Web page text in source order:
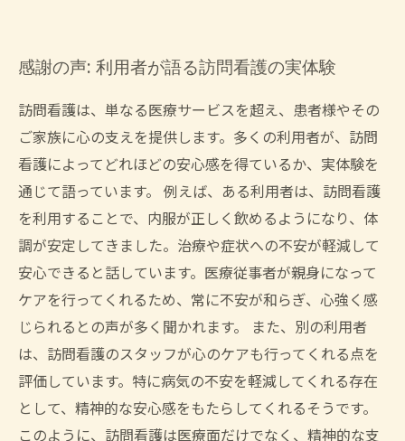
感謝の声: 利用者が語る訪問看護の実体験
訪問看護は、単なる医療サービスを超え、患者様やその
ご家族に心の支えを提供します。多くの利用者が、訪問
看護によってどれほどの安心感を得ているか、実体験を
通じて語っています。 例えば、ある利用者は、訪問看護
を利用することで、内服が正しく飲めるようになり、体
調が安定してきました。治療や症状への不安が軽減して
安心できると話しています。医療従事者が親身になって
ケアを行ってくれるため、常に不安が和らぎ、心強く感
じられるとの声が多く聞かれます。 また、別の利用者
は、訪問看護のスタッフが心のケアも行ってくれる点を
評価しています。特に病気の不安を軽減してくれる存在
として、精神的な安心感をもたらしてくれるそうです。
このように、訪問看護は医療面だけでなく、精神的な支